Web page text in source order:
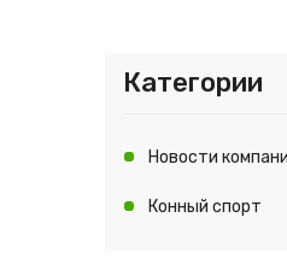
Категории
Новости
Конный спорт